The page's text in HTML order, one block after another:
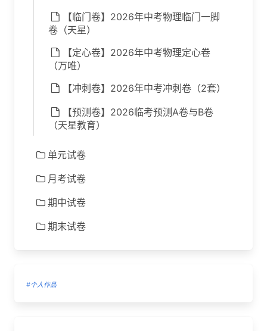
【临门卷】2026年中考物理临门一脚
卷（天星）
【定心卷】2026年中考物理定心卷
（万唯）
【冲刺卷】2026年中考冲刺卷（2套）
【预测卷】2026临考预测A卷与B卷
（天星教育）
单元试卷
月考试卷
期中试卷
期末试卷
#个人作品